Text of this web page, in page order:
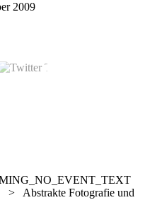
2009
> Abstrakte Fotografie und